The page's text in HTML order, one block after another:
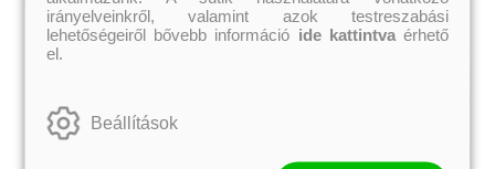
irányelveinkről, valamint azok testreszabási
lehetőségeiről bővebb információ ide kattintvaérhető
el.
Beállítások